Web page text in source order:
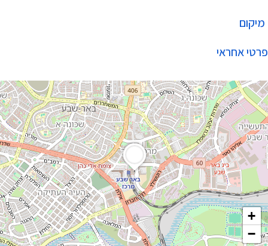
מיקום
פרטי אחראי
+
−